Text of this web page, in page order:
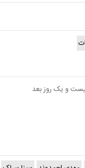
و یک روز بعد